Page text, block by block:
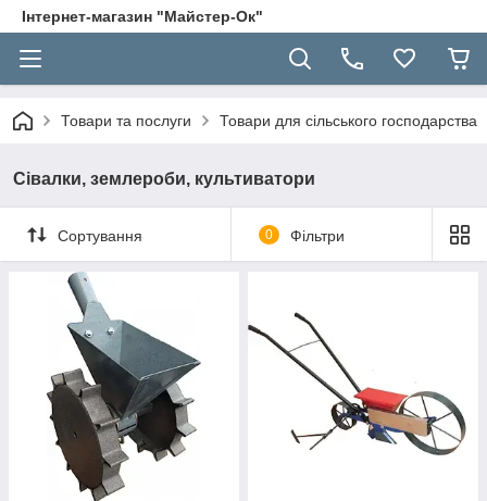
Інтернет-магазин "Майстер-Ок"
Товари та послуги Товари для сільського господарства
Сівалки, землероби, культиватори
Сортування 0 Фільтри